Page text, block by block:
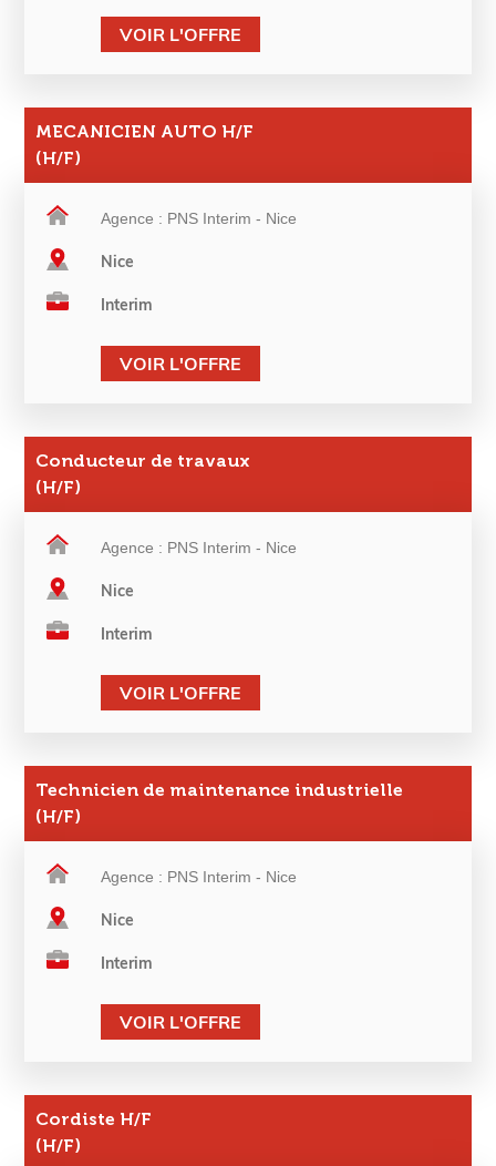
VOIR L'OFFRE
MECANICIEN AUTO H/F
(H/F)
Agence : PNS Interim - Nice
Nice
Interim
VOIR L'OFFRE
Conducteur de travaux
(H/F)
Agence : PNS Interim - Nice
Nice
Interim
VOIR L'OFFRE
Technicien de maintenance industrielle
(H/F)
Agence : PNS Interim - Nice
Nice
Interim
VOIR L'OFFRE
Cordiste H/F
(H/F)